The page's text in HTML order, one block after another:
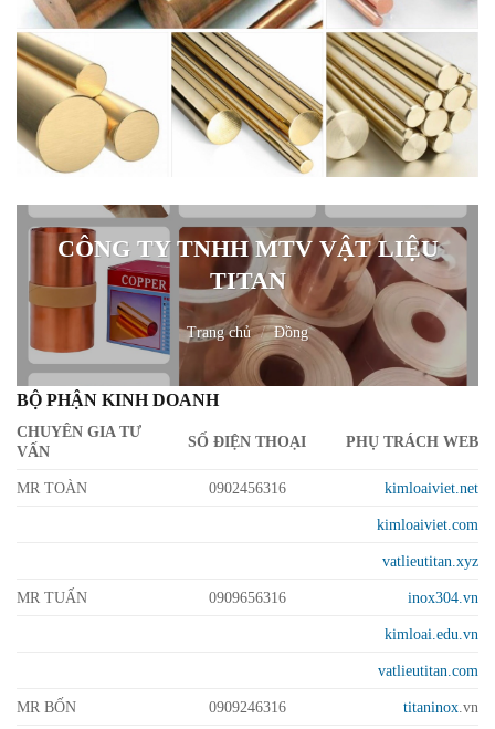
CÔNG TY TNHH MTV VẬT LIỆU
TITAN
Trang chủ / Đồng
BỘ PHẬN KINH DOANH
CHUYÊN GIA TƯ
VẤN
SỐ ĐIỆN THOẠI PHỤ TRÁCH WEB
MR TOÀN 0902456316 kimloaiviet.net
kimloaiviet.com
vatlieutitan.xyz
MR TUẤN 0909656316 inox304.vn
kimloai.edu.vn
vatlieutitan.com
MR BỐN 0909246316 titaninox.vn